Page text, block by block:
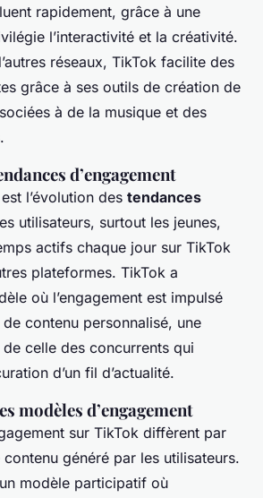
rapidement, grâce à une
l’interactivité et la créativité.
réseaux, TikTok facilite des
grâce à ses outils de création de
à de la musique et des
d’engagement
l’évolution des tendances
utilisateurs, surtout les jeunes,
actifs chaque jour sur TikTok
plateformes. TikTok a
où l’engagement est impulsé
contenu personnalisé, une
celle des concurrents qui
d’un fil d’actualité.
modèles d’engagement
sur TikTok diffèrent par
contenu généré par les utilisateurs.
modèle participatif où